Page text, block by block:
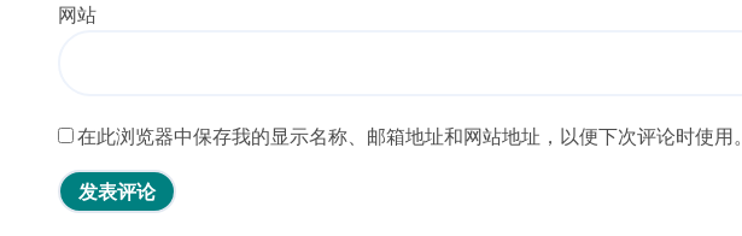
网站
在此浏览器中保存我的显示名称、邮箱地址和网站地址，以便下次评论时使用。